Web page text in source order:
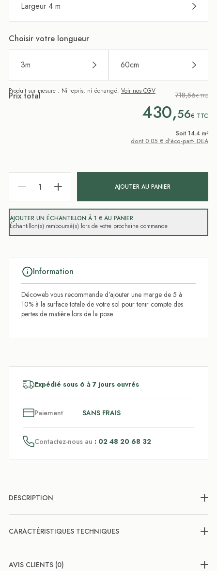
Largeur 4 m
Choisir votre longueur
3m 60cm
Produit sur mesure : Ni repris, ni échangé.Voir nos CGV
Prix total 718,56€ TTC
430,56€ TTC
Soit 14.4 m²
dont 0.05 € d'éco-part- DEA
AJOUTER AU PANIER
AJOUTER UN ÉCHANTILLON À 1 € AU PANIER
Échantillon(s) remboursé(s) lors de votre prochaine commande
Information
Décoweb vous recommande d’ajouter une marge de 5 à
10% à la surface totale de votre sol pour tenir compte des
pertes de matière lors de la pose.
Expédié sous 6 à 7 jours ouvrés
Paiement SANS FRAIS
Contactez-nous au : 02 48 20 68 32
DESCRIPTION
CARACTÉRISTIQUES TECHNIQUES
AVIS CLIENTS (0)